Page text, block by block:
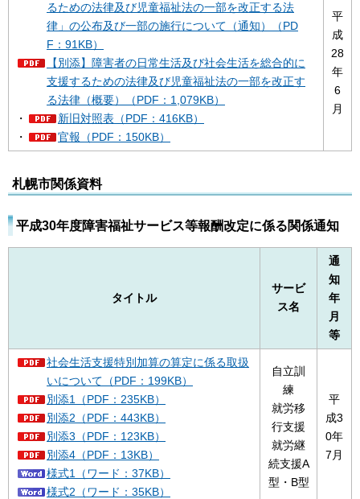
るための法律及び児童福祉法の一部を改正する法
律」の公布及び一部の施行について（通知）（PD
F：91KB）
【別添】障害者の日常生活及び社会生活を総合的に
支援するための法律及び児童福祉法の一部を改正す
る法律（概要）（PDF：1,079KB）
・
新旧対照表（PDF：416KB）
・
官報（PDF：150KB）
平
成
28
年
6
月
札幌市関係資料
平成30年度障害福祉サービス等報酬改定に係る関係通知
タイトル
サービ
ス名
通
知
年
月
等
社会生活支援特別加算の算定に係る取扱
いについて（PDF：199KB）
別添1（PDF：235KB）
別添2（PDF：443KB）
別添3（PDF：123KB）
別添4（PDF：13KB）
様式1（ワード：37KB）
様式2（ワード：35KB）
自立訓
練
就労移
行支援
就労継
続支援A
型・B型
平
成3
0年
7月